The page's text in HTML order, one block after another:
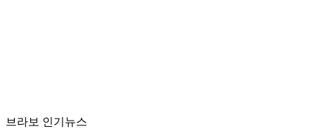
브라보 인기뉴스